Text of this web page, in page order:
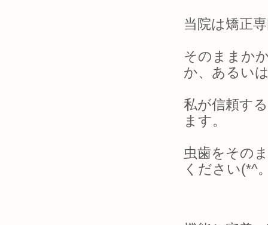
当院は矯正
そのままか
か、あるい
私が信頼す
ます。
虫歯をその
ください(*^